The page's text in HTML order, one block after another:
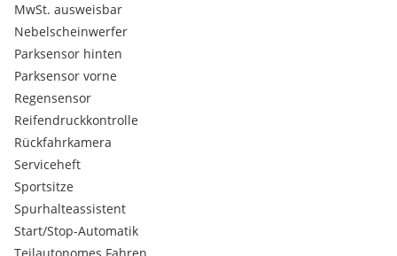
MwSt. ausweisbar
Nebelscheinwerfer
Parksensor hinten
Parksensor vorne
Regensensor
Reifendruckkontrolle
Rückfahrkamera
Serviceheft
Sportsitze
Spurhalteassistent
Start/Stop-Automatik